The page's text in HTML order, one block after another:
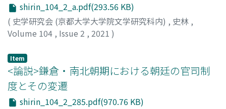
shirin_104_2_a.pdf(293.56 KB)
( 史学研究会 (京都大学大学院文学研究科内) , 史林 ,
Volume 104 , Issue 2 , 2021 )
Item
<論説>鎌倉・南北朝期における朝廷の官司制
度とその変遷
shirin_104_2_285.pdf(970.76 KB)